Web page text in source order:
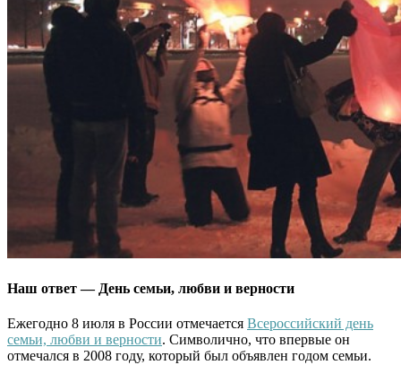
Наш ответ — День семьи, любви и верности
Ежегодно 8 июля в России отмечается Всероссийский день
семьи, любви и верности. Символично, что впервые он
отмечался в 2008 году, который был объявлен годом семьи.